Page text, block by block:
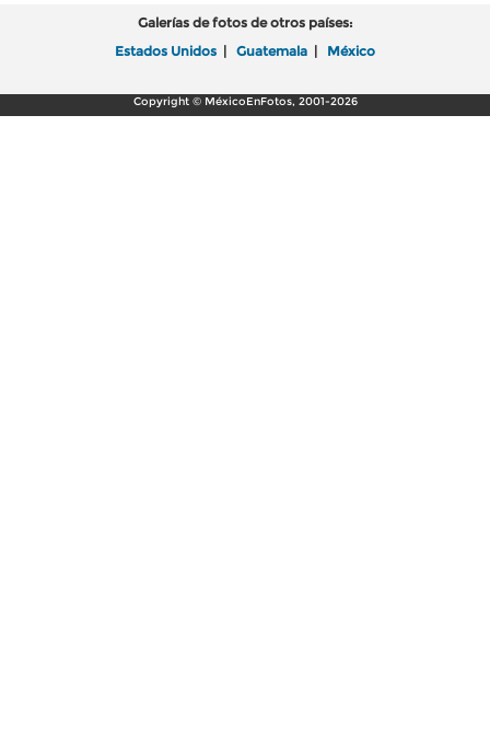
Galerías de fotos de otros países:
Estados Unidos | Guatemala | México
Copyright © MéxicoEnFotos, 2001-2026